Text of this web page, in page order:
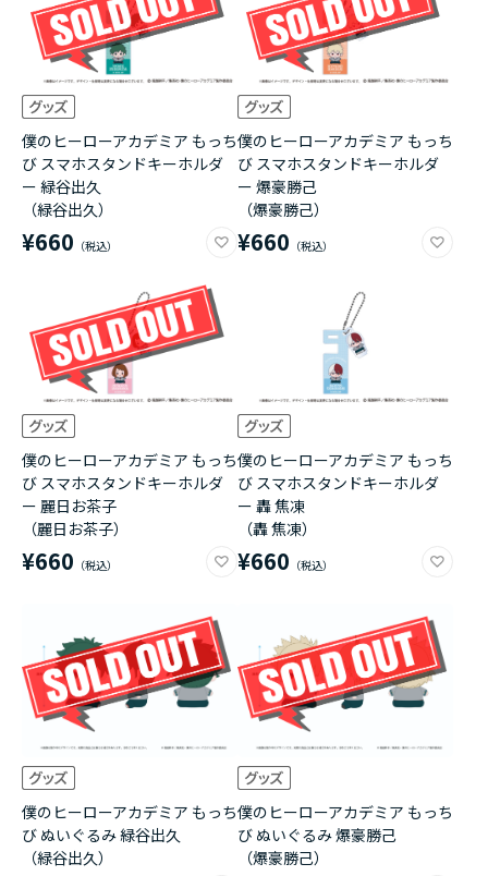
僕のヒーローアカデミア もっち
び スマホスタンドキーホルダ
ー 緑谷出久
（緑谷出久）
¥660
僕のヒーローアカデミア もっち
び スマホスタンドキーホルダ
ー 爆豪勝己
（爆豪勝己）
¥660
僕のヒーローアカデミア もっち
び スマホスタンドキーホルダ
ー 麗日お茶子
（麗日お茶子）
¥660
僕のヒーローアカデミア もっち
び スマホスタンドキーホルダ
ー 轟 焦凍
（轟 焦凍）
¥660
僕のヒーローアカデミア もっち
び ぬいぐるみ 緑谷出久
（緑谷出久）
僕のヒーローアカデミア もっち
び ぬいぐるみ 爆豪勝己
（爆豪勝己）